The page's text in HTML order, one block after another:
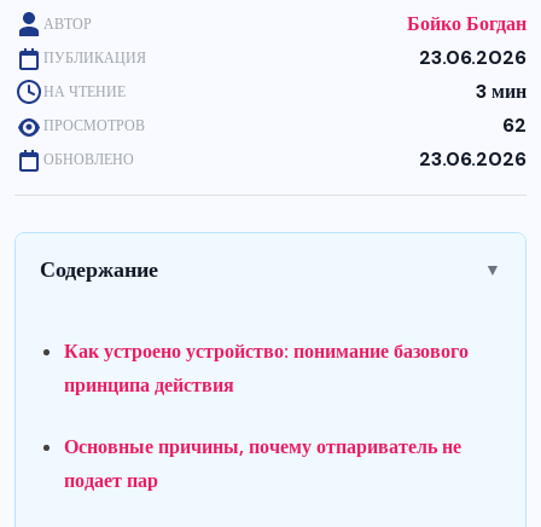
АВТОР Бойко Богдан
ПУБЛИКАЦИЯ 23.06.2026
НА ЧТЕНИЕ 3 мин
ПРОСМОТРОВ 62
ОБНОВЛЕНО 23.06.2026
Содержание ▼
Как устроено устройство: понимание базового
принципа действия
Основные причины, почему отпариватель не
подает пар